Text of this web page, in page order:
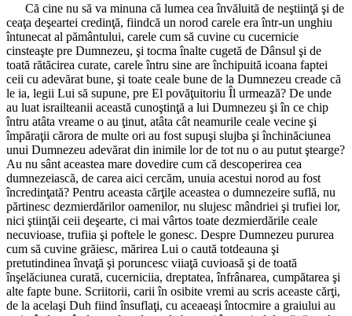
Că cine nu să va minuna că lumea cea învăluită de neştiinţă şi de
ceaţa deşeartei credinţă, fiindcă un norod carele era într-un unghiu
întunecat al pământului, carele cum să cuvine cu cucernicie
cinsteaşte pre Dumnezeu, şi tocma înalte cugetă de Dânsul şi de
toată rătăcirea curate, carele întru sine are închipuită icoana faptei
ceii cu adevărat bune, şi toate ceale bune de la Dumnezeu creade că
le ia, legii Lui să supune, pre El povăţuitoriu Îl urmează? De unde
au luat israilteanii această cunoştinţă a lui Dumnezeu şi în ce chip
întru atâta vreame o au ţinut, atâta cât neamurile ceale vecine şi
împăraţii cărora de multe ori au fost supuşi slujba şi închinăciunea
unui Dumnezeu adevărat din inimile lor de tot nu o au putut ştearge?
Au nu sânt aceastea mare dovedire cum că descoperirea cea
dumnezeiască, de carea aici cercăm, unuia acestui norod au fost
încredinţată? Pentru aceasta cărţile aceastea o dumnezeire suflă, nu
părtinesc dezmierdărilor oamenilor, nu slujesc mândriei şi trufiei lor,
nici ştiinţăi ceii deşearte, ci mai vârtos toate dezmierdările ceale
necuvioase, trufiia şi poftele le gonesc. Despre Dumnezeu pururea
cum să cuvine grăiesc, mărirea Lui o caută totdeauna şi
pretutindinea învaţă şi poruncesc viiaţă cuvioasă şi de toată
înşelăciunea curată, cucerniciia, dreptatea, înfrânarea, cumpătarea şi
alte fapte bune. Scriitorii, carii în osibite vremi au scris aceaste cărţi,
de la acelaşi Duh fiind însuflaţi, cu aceaeaşi întocmire a graiului au